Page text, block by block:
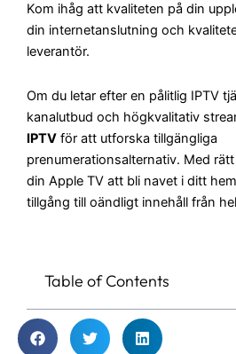
Kom ihåg att kvaliteten på din
din internetanslutning och
leverantör.
Om du letar efter en pålitlig IPTV
kanalutbud och högkvalitativ
IPTV för att utforska tillgängliga
prenumerationsalternativ. Med
din Apple TV att bli navet i ditt
tillgång till oändligt innehåll från
Table of Contents